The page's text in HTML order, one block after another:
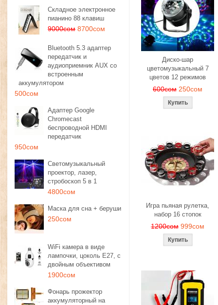
Складное электронное
пианино 88 клавиш
9000сом 8700сом
Bluetooth 5.3 адаптер
передатчик и
аудиоприемник AUX со
встроенным
аккумулятором
500сом
Адаптер Google
Chromecast
беспроводной HDMI
передатчик
950сом
Светомузыкальный
проектор, лазер,
стробоскоп 5 в 1
4800сом
Маска для сна + беруши
250сом
WiFi камера в виде
лампочки, цоколь E27, с
двойным объективом
1900сом
Фонарь прожектор
аккумуляторный на
Диско-шар
цветомузыкальный 7
цветов 12 режимов
600сом 250сом
Игра пьяная рулетка,
набор 16 стопок
1200сом 999сом